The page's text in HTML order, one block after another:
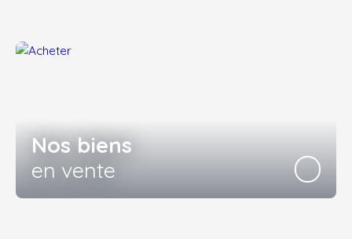
Nos biens
en vente